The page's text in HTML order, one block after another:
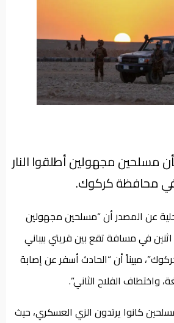
مسلحين مجهولين أطلقوا النار
في محافظة كركوك.
عن المصدر أن “مسلحين مجهولين
اثنين في مسافة تقع بين قريتي بيباني
مبيناً أن “الحادث أسفر عن إصابة
واختطاف الفلاح الثاني”.
كانوا يرتدون الزي العسكري، حيث